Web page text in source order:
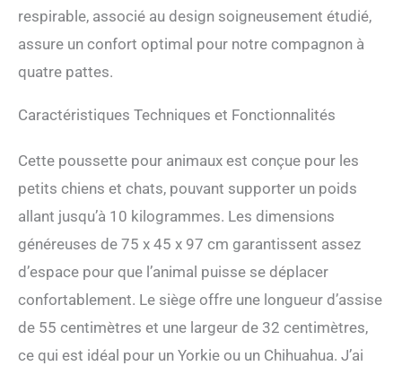
accrue, assurant sécurité
même par faible luminosité.
COUSSIN DOUX AMOVIBLE
poussette pour chat.
lavable, ce coussin garantit
fraîche et agréable au fil du
temps. CONCEPTION BIEN
PENSÉE : Porte-gobelet
intégré, grand panier pour
boissons et friandises,
bandes réfléchissantes
pour sécurité nocturne, toit
amovible pour promenades
par temps pluvieux.
respirable, associé au design soigneusement étudié,
assure un confort optimal pour notre compagnon à
quatre pattes.
Caractéristiques Techniques et Fonctionnalités
Cette poussette pour animaux est conçue pour les
petits chiens et chats, pouvant supporter un poids
allant jusqu’à 10 kilogrammes. Les dimensions
généreuses de 75 x 45 x 97 cm garantissent assez
d’espace pour que l’animal puisse se déplacer
confortablement. Le siège offre une longueur d’assise
de 55 centimètres et une largeur de 32 centimètres,
ce qui est idéal pour un Yorkie ou un Chihuahua. J’ai